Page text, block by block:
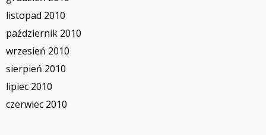
listopad 2010
październik 2010
wrzesień 2010
sierpień 2010
lipiec 2010
czerwiec 2010